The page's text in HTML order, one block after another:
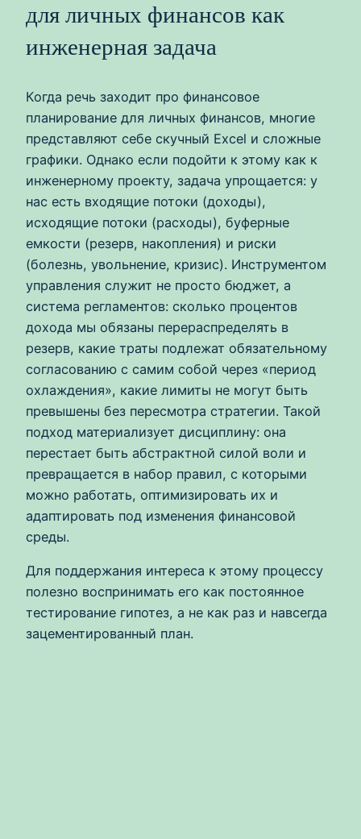
для личных финансов как
инженерная задача
Когда речь заходит про финансовое
планирование для личных финансов, многие
представляют себе скучный Excel и сложные
графики. Однако если подойти к этому как к
инженерному проекту, задача упрощается: у
нас есть входящие потоки (доходы),
исходящие потоки (расходы), буферные
емкости (резерв, накопления) и риски
(болезнь, увольнение, кризис). Инструментом
управления служит не просто бюджет, а
система регламентов: сколько процентов
дохода мы обязаны перераспределять в
резерв, какие траты подлежат обязательному
согласованию с самим собой через «период
охлаждения», какие лимиты не могут быть
превышены без пересмотра стратегии. Такой
подход материализует дисциплину: она
перестает быть абстрактной силой воли и
превращается в набор правил, с которыми
можно работать, оптимизировать их и
адаптировать под изменения финансовой
среды.
Для поддержания интереса к этому процессу
полезно воспринимать его как постоянное
тестирование гипотез, а не как раз и навсегда
зацементированный план.